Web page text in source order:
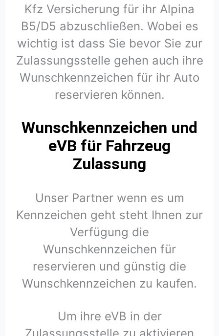
Kfz Versicherung für ihr Alpina
B5/D5 abzuschließen. Wobei es
wichtig ist dass Sie bevor Sie zur
Zulassungsstelle gehen auch ihre
Wunschkennzeichen für ihr Auto
reservieren können.
Wunschkennzeichen und
eVB für Fahrzeug
Zulassung
Unser Partner wenn es um
Kennzeichen geht steht Ihnen zur
Verfügung die
Wunschkennzeichen für
reservieren und günstig die
Wunschkennzeichen zu kaufen.
Um ihre eVB in der